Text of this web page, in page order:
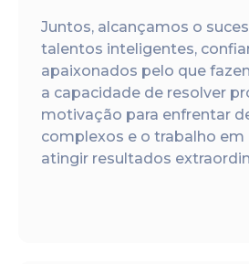
Juntos, alcançamos o
talentos inteligentes,
apaixonados pelo que
a capacidade de resolver
motivação para enfrentar
complexos e o trabalho em
atingir resultados